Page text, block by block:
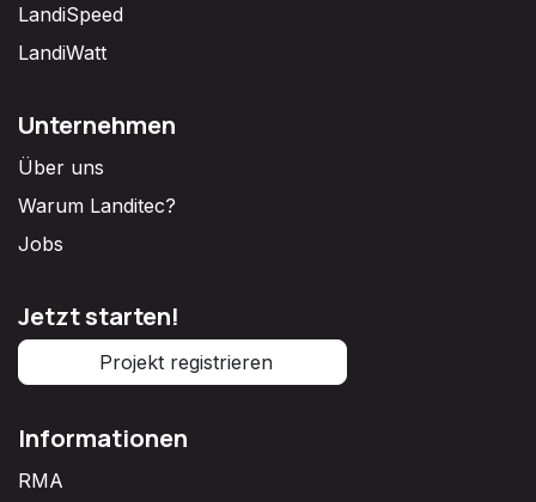
LandiSpeed
LandiWatt
Unternehmen
Über uns
Warum Landitec?
Jobs
Jetzt starten!
Projekt registrieren
Informationen
RMA